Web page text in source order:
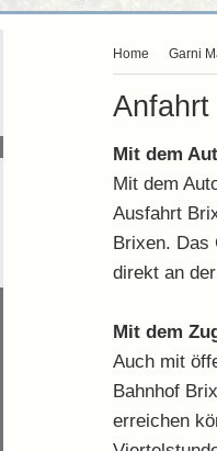
Home Garni
Anfahrt
Mit dem
Mit dem
Ausfahrt
Brixen. Das
direkt an
Mit dem
Auch mit
Bahnhof
erreichen